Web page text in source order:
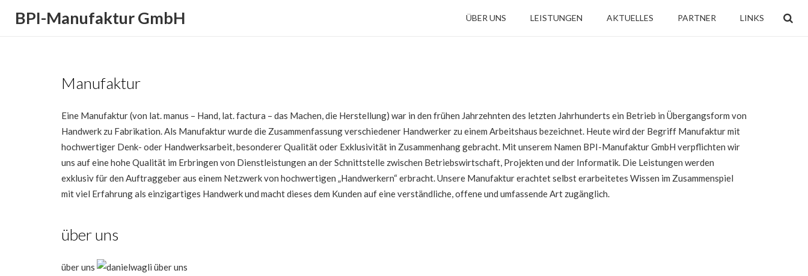
BPI-Manufaktur GmbH ÜBER UNS LEISTUNGEN AKTUELLES PARTNER LINKS
Manufaktur
Eine Manufaktur (von lat. manus – Hand, lat. factura – das Machen, die Herstellung) war in den frühen Jahrzehnten des letzten Jahrhunderts ein Betrieb in Übergangsform von
Handwerk zu Fabrikation. Als Manufaktur wurde die Zusammenfassung verschiedener Handwerker zu einem Arbeitshaus bezeichnet. Heute wird der Begriff Manufaktur mit
hochwertiger Denk- oder Handwerksarbeit, besonderer Qualität oder Exklusivität in Zusammenhang gebracht. Mit unserem Namen BPI-Manufaktur GmbH verpflichten wir
uns auf eine hohe Qualität im Erbringen von Dienstleistungen an der Schnittstelle zwischen Betriebswirtschaft, Projekten und der Informatik. Die Leistungen werden
exklusiv für den Auftraggeber aus einem Netzwerk von hochwertigen „Handwerkern“ erbracht. Unsere Manufaktur erachtet selbst erarbeitetes Wissen im Zusammenspiel
mit viel Erfahrung als einzigartiges Handwerk und macht dieses dem Kunden auf eine verständliche, offene und umfassende Art zugänglich.
über uns
über uns über uns